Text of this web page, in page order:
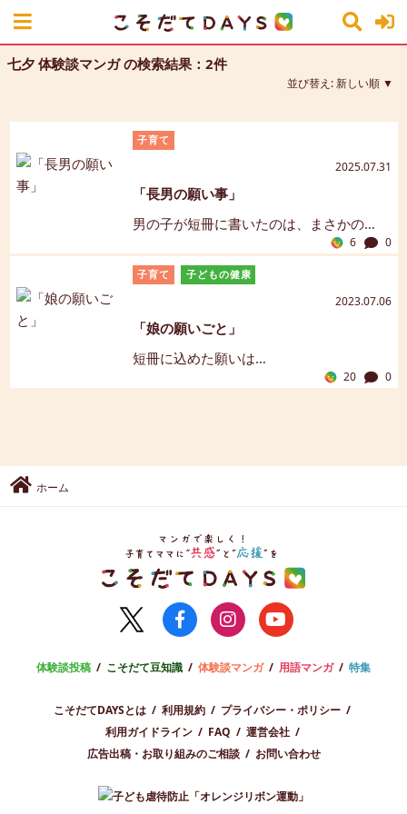
七夕 体験談マンガ の検索結果：2件
並び替え:新しい順
「長男の願い事」
男の子が短冊に書いたのは、まさかの…
子育て
2025.07.31
6 0
「娘の願いごと」
短冊に込めた願いは…
子育て 子どもの健康
2023.07.06
20 0
ホーム
体験談投稿 こそだて豆知識 体験談マンガ 用語マンガ 特集
こそだてDAYSとは 利用規約
プライバシー・ポリシー
利用ガイドライン
FAQ
運営会社
広告出稿・お取り組みのご相談
お問い合わせ